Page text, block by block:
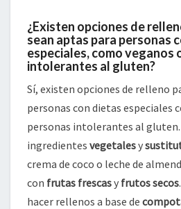
¿Existen opciones de
sean aptas para personas
especiales, como veganos
intolerantes al gluten?
Sí, existen opciones de relleno
personas con dietas especiales
personas intolerantes al
ingredientes vegetalesy
crema de coco o leche de
con frutas frescasy frutos secos
hacer rellenos a base de